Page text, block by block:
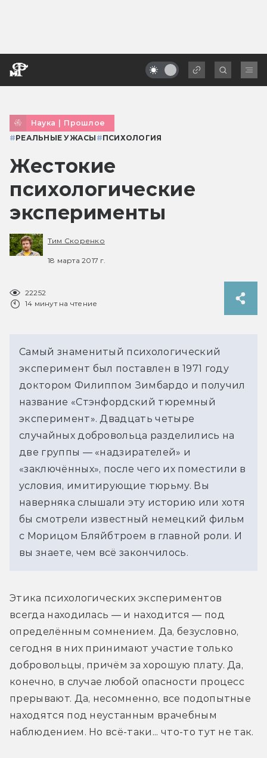
Наука | Прошлое
#РЕАЛЬНЫЕ УЖАСЫ #ПСИХОЛОГИЯ
Жестокие
психологические
эксперименты
Тим Скоренко
18 марта 2017 г.
22252
14 минут на чтение
Самый знаменитый психологический
эксперимент был поставлен в 1971 году
доктором Филиппом Зимбардо и получил
название «Стэнфордский тюремный
эксперимент». Двадцать четыре
случайных добровольца разделились на
две группы — «надзирателей» и
«заключённых», после чего их поместили в
условия, имитирующие тюрьму. Вы
наверняка слышали эту историю или хотя
бы смотрели известный немецкий фильм
с Морицом Бляйбтроем в главной роли. И
вы знаете, чем всё закончилось.
Этика психологических экспериментов
всегда находилась — и находится — под
определённым сомнением. Да, безусловно,
сегодня в них принимают участие только
добровольцы, причём за хорошую плату. Да,
конечно, в случае любой опасности процесс
прерывают. Да, несомненно, все подопытные
находятся под неустанным врачебным
наблюдением. Но всё-таки... что-то тут не так.